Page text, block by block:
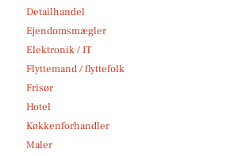
Detailhandel
Ejendomsmægler
Elektronik / IT
Flyttemand / flyttefolk
Frisør
Hotel
Køkkenforhandler
Maler